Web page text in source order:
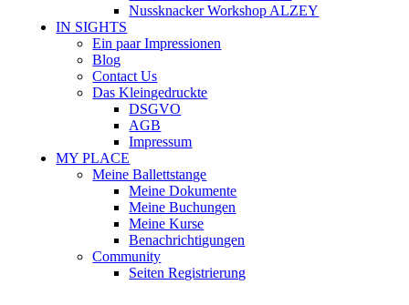
Nussknacker Workshop ALZEY
IN SIGHTS
Ein paar Impressionen
Blog
Contact Us
Das Kleingedruckte
DSGVO
AGB
Impressum
MY PLACE
Meine Ballettstange
Meine Dokumente
Meine Buchungen
Meine Kurse
Benachrichtigungen
Community
Seiten Registrierung